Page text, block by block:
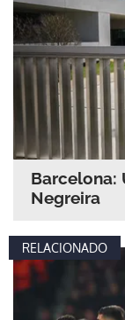
Barcelona:
Negreira
RELACIONADO